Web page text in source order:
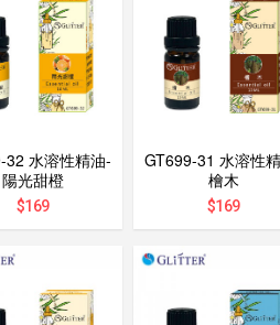
32 水溶性精油-
陽光甜橙
$169
GT699-31 水溶性
檜木
$169